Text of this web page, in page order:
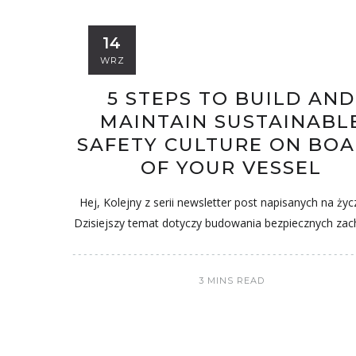
14
WRZ
5 STEPS TO BUILD AND
MAINTAIN
SAFETY CULTURE ON
OF YOUR VESSEL
Hej, Kolejny z serii newsletter post napisanych na
Dzisiejszy temat dotyczy budowania bezpiecznych
3 MINS READ